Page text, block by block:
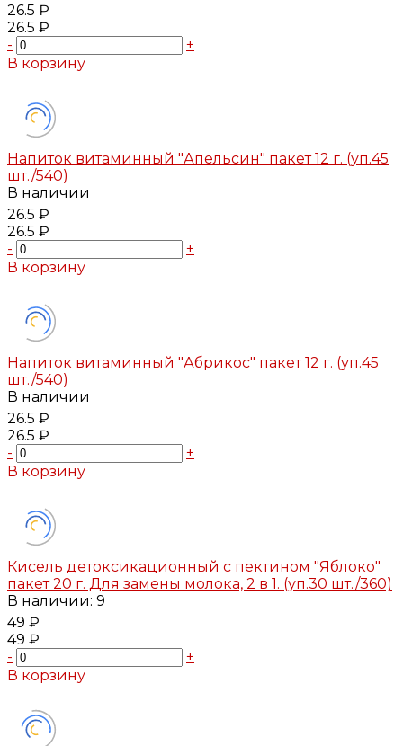
26.5 ₽
26.5 ₽
-
+
В корзину
Напиток витаминный "Апельсин" пакет 12 г. (уп.45
шт./540)
В наличии
26.5 ₽
26.5 ₽
-
+
В корзину
Напиток витаминный "Абрикос" пакет 12 г. (уп.45
шт./540)
В наличии
26.5 ₽
26.5 ₽
-
+
В корзину
Кисель детоксикационный с пектином "Яблоко"
пакет 20 г. Для замены молока, 2 в 1. (уп.30 шт./360)
В наличии: 9
49 ₽
49 ₽
-
+
В корзину